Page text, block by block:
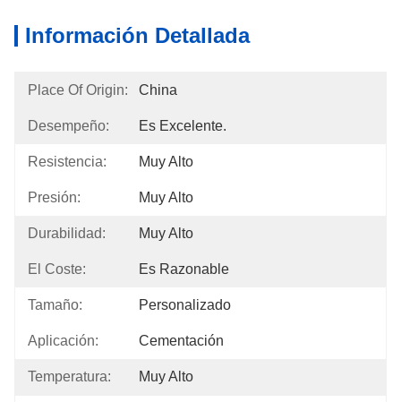
Información Detallada
Place Of Origin: China
Desempeño: Es Excelente.
Resistencia: Muy Alto
Presión: Muy Alto
Durabilidad: Muy Alto
El Coste: Es Razonable
Tamaño: Personalizado
Aplicación: Cementación
Temperatura: Muy Alto